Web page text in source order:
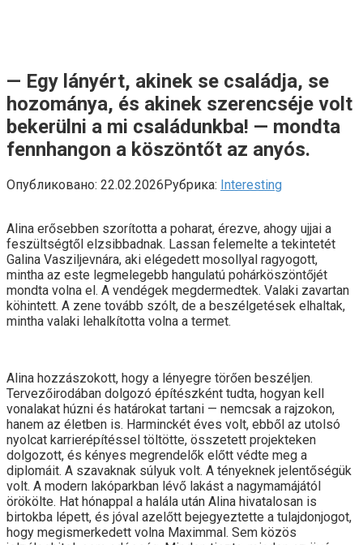
— Egy lányért, akinek se családja, se
hozománya, és akinek szerencséje volt
bekerülni a mi családunkba! — mondta
fennhangon a köszöntőt az anyós.
Опубликовано: 22.02.2026Рубрика: Interesting
Alina erősebben szorította a poharat, érezve, ahogy ujjai a
feszültségtől elzsibbadnak. Lassan felemelte a tekintetét
Galina Vasziljevnára, aki elégedett mosollyal ragyogott,
mintha az este legmelegebb hangulatú pohárköszöntőjét
mondta volna el. A vendégek megdermedtek. Valaki zavartan
köhintett. A zene tovább szólt, de a beszélgetések elhaltak,
mintha valaki lehalkította volna a termet.
Alina hozzászokott, hogy a lényegre törően beszéljen.
Tervezőirodában dolgozó építészként tudta, hogyan kell
vonalakat húzni és határokat tartani — nemcsak a rajzokon,
hanem az életben is. Harminckét éves volt, ebből az utolsó
nyolcat karrierépítéssel töltötte, összetett projekteken
dolgozott, és kényes megrendelők előtt védte meg a
diplomáit. A szavaknak súlyuk volt. A tényeknek jelentőségük
volt. A modern lakóparkban lévő lakást a nagymamájától
örökölte. Hat hónappal a halála után Alina hivatalosan is
birtokba lépett, és jóval azelőtt bejegyeztette a tulajdonjogot,
hogy megismerkedett volna Maximmal. Sem közös